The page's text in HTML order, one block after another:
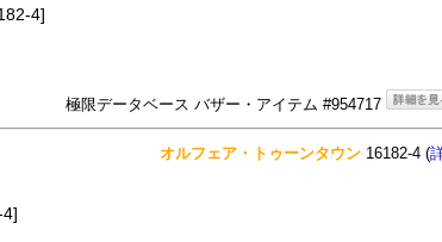
4]
極限データベース バザー・アイテム #954717
オルフェア・トゥーンタウン 16182-4 (